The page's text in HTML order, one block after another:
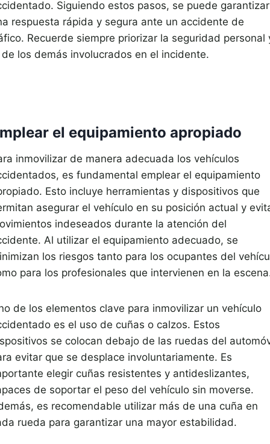
Siguiendo estos pasos, se puede garantizar
respuesta rápida y segura ante un accidente de
Recuerde siempre priorizar la seguridad personal
los demás involucrados en el incidente.
el equipamiento apropiado
inmovilizar de manera adecuada los vehículos
es fundamental emplear el equipamiento
Esto incluye herramientas y dispositivos que
asegurar el vehículo en su posición actual y
indeseados durante la atención del
Al utilizar el equipamiento adecuado, se
los riesgos tanto para los ocupantes del
para los profesionales que intervienen en la
de los elementos clave para inmovilizar un vehículo
es el uso de cuñas o calzos. Estos
se colocan debajo de las ruedas del
evitar que se desplace involuntariamente. Es
elegir cuñas resistentes y antideslizantes,
de soportar el peso del vehículo sin moverse.
es recomendable utilizar más de una cuña en
rueda para garantizar una mayor estabilidad.